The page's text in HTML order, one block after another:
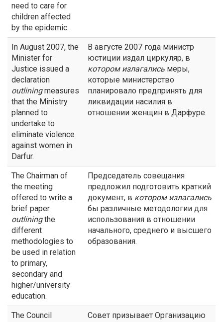
need to care for
children affected
by the epidemic.
In August 2007, the
Minister for
Justice issued a
declaration
outliningmeasures
that the Ministry
planned to
undertake to
eliminate violence
against women in
Darfur.
В августе 2007 года министр
юстиции издал циркуляр, в
котором излагались меры,
которые министерство
планировало предпринять для
ликвидации насилия в
отношении женщин в Дарфуре.
The Chairman of
the meeting
offered to write a
brief paper
outliningthe
different
methodologies to
be used in relation
to primary,
secondary and
higher/university
education.
Председатель совещания
предложил подготовить краткий
документ, в котором излагались
бы различные методологии для
использования в отношении
начального, среднего и высшего
образования.
The Council
Совет призывает Организацию